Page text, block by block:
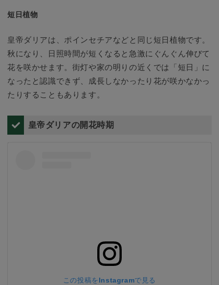
短日植物
皇帝ダリアは、ポインセチアなどと同じ短日植物です。
秋になり、日照時間が短くなると急激にぐんぐん伸びて
花を咲かせます。街灯や家の明りの近くでは「短日」に
なったと認識できず、成長しなかったり花が咲かなかっ
たりすることもあります。
皇帝ダリアの開花時期
この投稿をInstagramで見る